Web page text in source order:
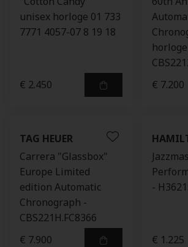
unisex horloge 01 733
7771 4057-07 8 19 18
€ 2.450
€ 7.200
TAG HEUER
Carrera "Glassbox"
Europe Limited
edition Automatic
Chronograph -
CBS221H.FC8366
€ 7.900
-
€ 1.225